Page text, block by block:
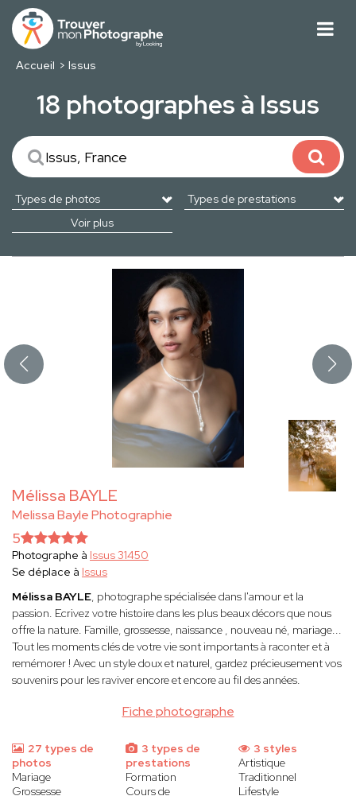
Accueil Issus
18 photographes à Issus
Voir plus
Mélissa BAYLE
Melissa Bayle Photographie
Fiche photographe
5
Photographe à Issus 31450
Se déplace à Issus
Mélissa BAYLE, photographe spécialisée dans l'amour et la
passion. Ecrivez votre histoire dans les plus beaux décors que nous
offre la nature. Famille, grossesse, naissance , nouveau né, mariage...
Tout les moments clés de votre vie sont importants à raconter et à
remémorer ! Avec un style doux et naturel, gardez précieusement vos
souvenirs pour les raviver encore et encore au fil des années.
27 types de
photos
Mariage
Grossesse
3 types de
prestations
Formation
Cours de
3 styles
Artistique
Traditionnel
Lifestyle